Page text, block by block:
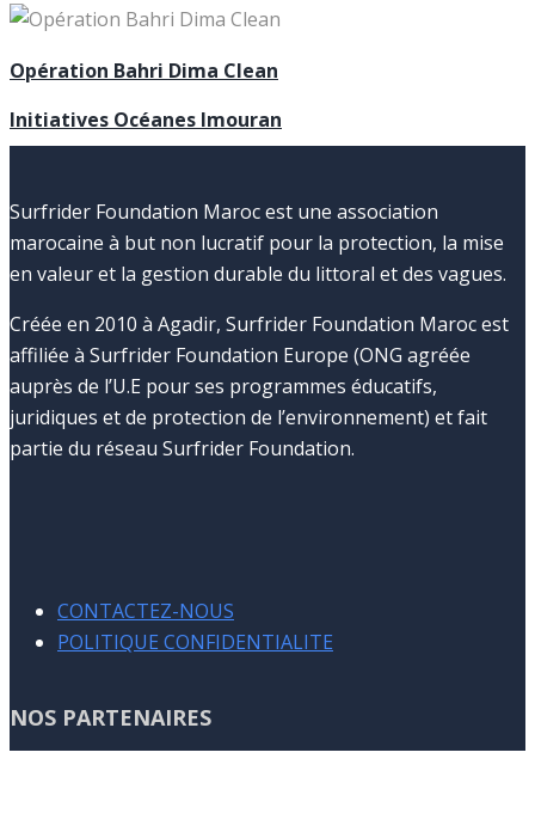
Opération Bahri Dima Clean
Initiatives Océanes Imouran
Surfrider Foundation Maroc est une association
marocaine à but non lucratif pour la protection, la mise
en valeur et la gestion durable du littoral et des vagues.
Créée en 2010 à Agadir, Surfrider Foundation Maroc est
affiliée à Surfrider Foundation Europe (ONG agréée
auprès de l’U.E pour ses programmes éducatifs,
juridiques et de protection de l’environnement) et fait
partie du réseau Surfrider Foundation.
CONTACTEZ-NOUS
POLITIQUE CONFIDENTIALITE
NOS PARTENAIRES